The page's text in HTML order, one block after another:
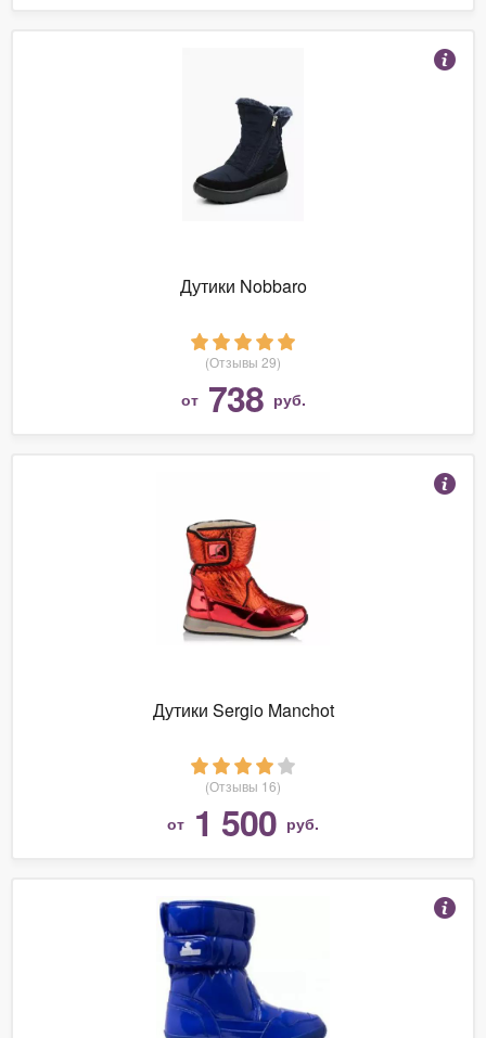
Дутики Nobbaro
(Отзывы 29)
от 738 руб.
Дутики Sergio Manchot
(Отзывы 16)
от 1 500 руб.